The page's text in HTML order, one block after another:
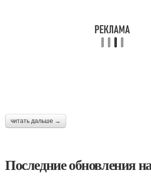
читать дальше →
Последние обновления